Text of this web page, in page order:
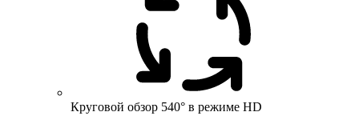
Круговой обзор 540° в режиме HD